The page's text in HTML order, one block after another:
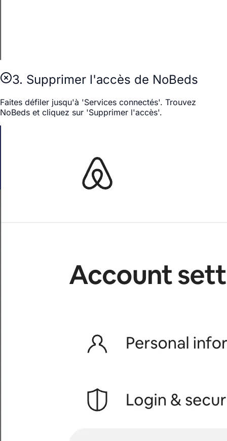
3. Supprimer l'accès de NoBeds
Faites défiler jusqu'à 'Services connectés'. Trouvez
NoBeds et cliquez sur 'Supprimer l'accès'.